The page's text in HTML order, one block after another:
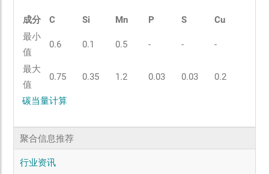
成分 C Si Mn P S
Cu
最小
值
0.6 0.1 0.5 - - -
最大
值
0.75 0.35 1.2 0.03 0.03 0.2
碳当量计算
聚合信息推荐
行业资讯